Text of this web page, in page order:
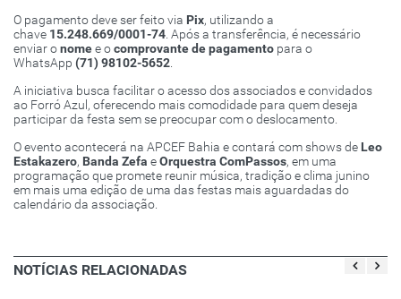
O pagamento deve ser feito via Pix, utilizando a
chave 15.248.669/0001-74 . Após a transferência, é necessário
enviar onomee ocomprovante de pagamento para o
WhatsApp (71) 98102-5652
A iniciativa busca facilitar o acesso dos associados e convidados
ao Forró Azul, oferecendo mais comodidade para quem deseja
participar da festa sem se preocupar com o deslocamento.
O evento acontecerá na APCEF Bahia e contará com shows de Leo
Estakazero, Banda Zefa eOrquestra ComPassos, em uma
programação que promete reunir música, tradição e clima junino
em mais uma edição de uma das festas mais aguardadas do
calendário da associação.
NOTÍCIAS RELACIONADAS